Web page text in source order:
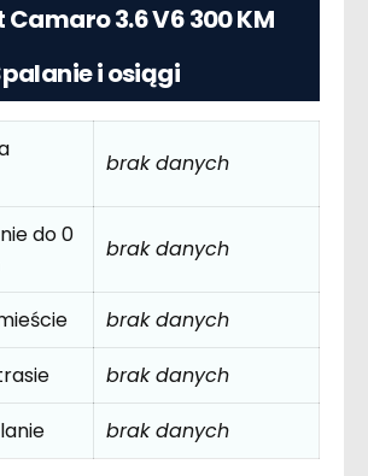
3.6 V6 300 KM
i osiągi
brak danych
do 0
brak danych
brak danych
brak danych
brak danych